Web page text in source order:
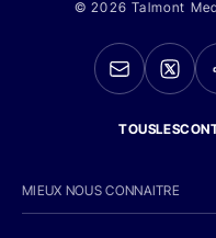
© 2026 Talmont
MIEUX NOUS CONNAITRE